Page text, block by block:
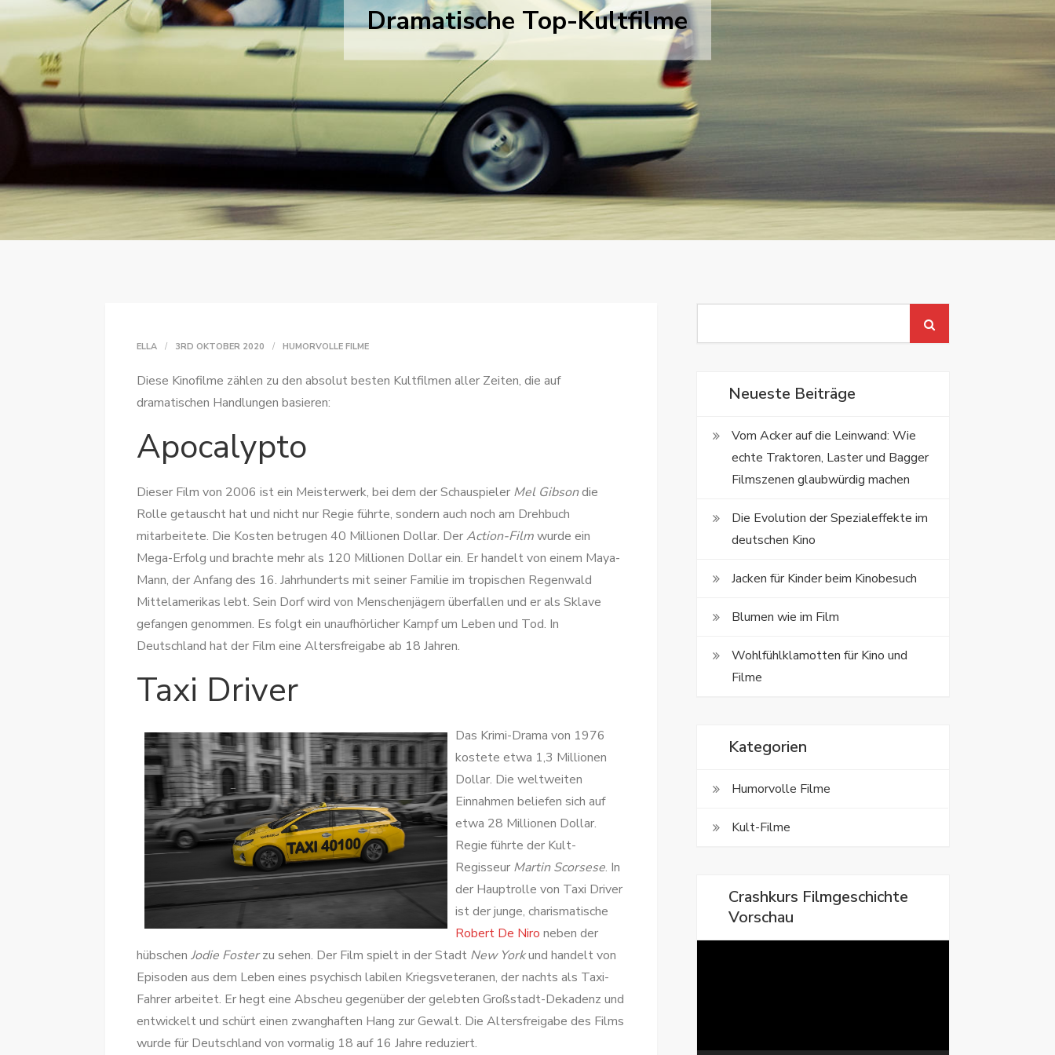
Dramatische Top-Kultfilme
ELLA 3RD OKTOBER 2020 HUMORVOLLE FILME
Diese Kinofilme zählen zu den absolut besten Kultfilmen aller Zeiten, die auf
dramatischen Handlungen basieren:
Apocalypto
Dieser Film von 2006 ist ein Meisterwerk, bei dem der Schauspieler Mel Gibsondie
Rolle getauscht hat und nicht nur Regie führte, sondern auch noch am Drehbuch
mitarbeitete. Die Kosten betrugen 40 Millionen Dollar. DerAction-Filmwurde ein
Mega-Erfolg und brachte mehr als 120 Millionen Dollar ein. Er handelt von einem Maya-
Mann, der Anfang des 16. Jahrhunderts mit seiner Familie im tropischen Regenwald
Mittelamerikas lebt. Sein Dorf wird von Menschenjägern überfallen und er als Sklave
gefangen genommen. Es folgt ein unaufhörlicher Kampf um Leben und Tod. In
Deutschland hat der Film eine Altersfreigabe ab 18 Jahren.
Taxi Driver
Das Krimi-Drama von 1976
kostete etwa 1,3 Millionen
Dollar. Die weltweiten
Einnahmen beliefen sich auf
etwa 28 Millionen Dollar.
Regie führte der Kult-
Regisseur Martin Scorsese. In
der Hauptrolle von Taxi Driver
ist der junge, charismatische
Robert De Niro neben der
hübschenJodie Fosterzu sehen. Der Film spielt in der Stadt New Yorkund handelt von
Episoden aus dem Leben eines psychisch labilen Kriegsveteranen, der nachts als Taxi-
Fahrer arbeitet. Er hegt eine Abscheu gegenüber der gelebten Großstadt-Dekadenz und
entwickelt und schürt einen zwanghaften Hang zur Gewalt. Die Altersfreigabe des Films
wurde für Deutschland von vormalig 18 auf 16 Jahre reduziert.
Neueste Beiträge
Vom Acker auf die Leinwand: Wie
echte Traktoren, Laster und Bagger
Filmszenen glaubwürdig machen
Die Evolution der Spezialeffekte im
deutschen Kino
Jacken für Kinder beim Kinobesuch
Blumen wie im Film
Wohlfühlklamotten für Kino und
Filme
Kategorien
Humorvolle Filme
Kult-Filme
Crashkurs Filmgeschichte
Vorschau